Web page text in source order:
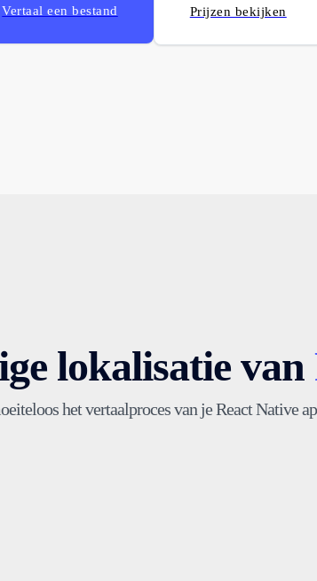
Vertaal een bestand Prijzen bekijken
lokalisatie van
het vertaalproces van je React Native